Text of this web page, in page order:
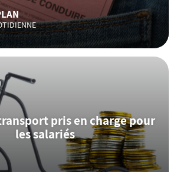
pris en charge pour
les salariés